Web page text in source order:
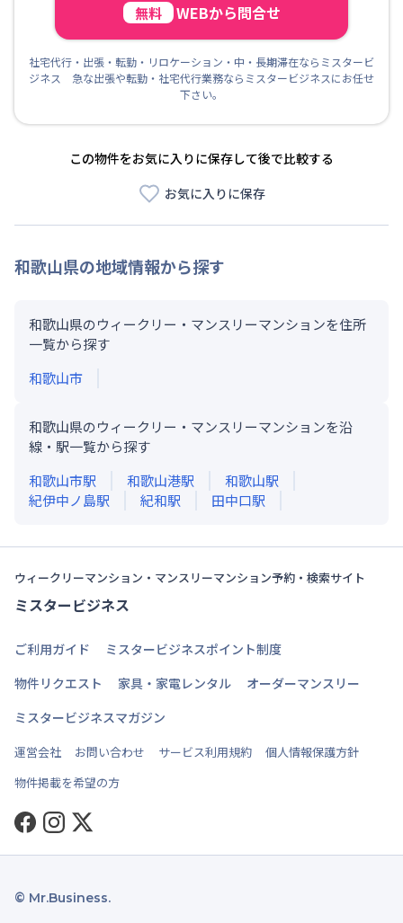
無料 WEBから問合せ
社宅代行・出張・転勤・リロケーション・中・長期滞在ならミスタービ
ジネス 急な出張や転勤・社宅代行業務ならミスタービジネスにお任せ
下さい。
この物件をお気に入りに保存して後で比較する
お気に入りに保存
和歌山県の地域情報から探す
和歌山県のウィークリー・マンスリーマンションを住所
一覧から探す
和歌山市
和歌山県のウィークリー・マンスリーマンションを沿
線・駅一覧から探す
和歌山市駅 和歌山港駅 和歌山駅
紀伊中ノ島駅 紀和駅 田中口駅
ウィークリーマンション・マンスリーマンション予約・検索サイト
ミスタービジネス
ご利用ガイド
ミスタービジネスポイント制度
物件リクエスト
家具・家電レンタル
オーダーマンスリー
ミスタービジネスマガジン
運営会社 お問い合わせ サービス利用規約
個人情報保護方針
物件掲載を希望の方
Facebook
Instagram
Twitter
© Mr.Business.